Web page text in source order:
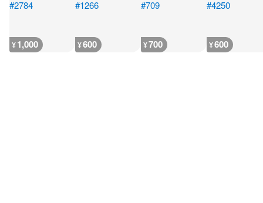
¥1,000 ¥600 ¥700 ¥600